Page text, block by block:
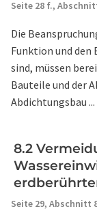
Seite 28 f.,
Die
Funktion und den
sind, müssen
Bauteile und der
Abdichtungsbau ...
8.2
Seite 29, Abschnitt